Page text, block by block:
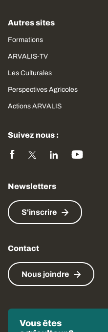
Autres sites
Formations
ARVALIS-TV
Les Culturales
Perspectives Agricoles
Actions ARVALIS
Suivez nous :
Newsletters
S'inscrire
Contact
Nous joindre
Vous êtes